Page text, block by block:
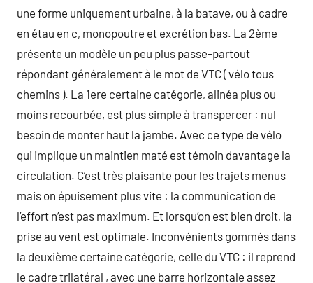
une forme uniquement urbaine, à la batave, ou à cadre
en étau en c, monopoutre et excrétion bas. La 2ème
présente un modèle un peu plus passe-partout
répondant généralement à le mot de VTC ( vélo tous
chemins ). La 1ere certaine catégorie, alinéa plus ou
moins recourbée, est plus simple à transpercer : nul
besoin de monter haut la jambe. Avec ce type de vélo
qui implique un maintien maté est témoin davantage la
circulation. C’est très plaisante pour les trajets menus
mais on épuisement plus vite : la communication de
l’effort n’est pas maximum. Et lorsqu’on est bien droit, la
prise au vent est optimale. Inconvénients gommés dans
la deuxième certaine catégorie, celle du VTC : il reprend
le cadre trilatéral , avec une barre horizontale assez